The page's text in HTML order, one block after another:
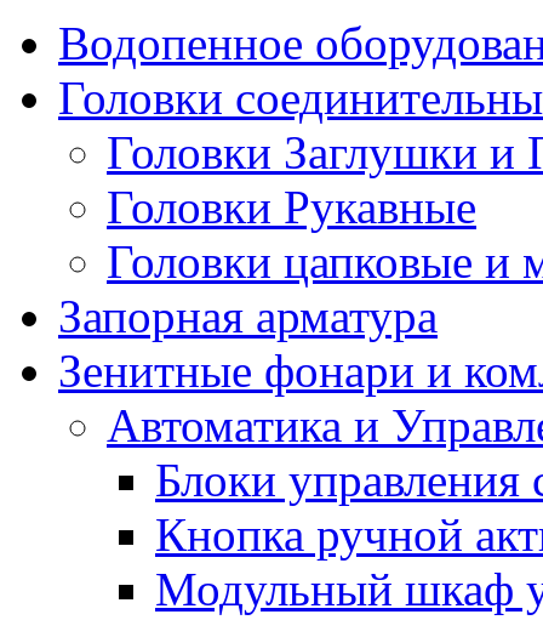
Водопенное
Головки
Головки Заглушки и
Головки Рукавные
Головки цапковые и
Запорная арматура
Зенитные фонари и
Автоматика и
Блоки
Кнопка ручной
Модульный шкаф